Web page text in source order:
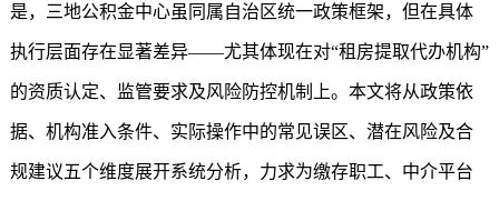
是，三地公积金中心虽同属自治区统一政策框架，但在具体
执行层面存在显著差异——尤其体现在对“租房提取代办机构”
的资质认定、监管要求及风险防控机制上。本文将从政策依
据、机构准入条件、实际操作中的常见误区、潜在风险及合
规建议五个维度展开系统分析，力求为缴存职工、中介平台